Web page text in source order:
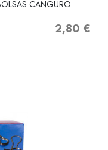
CANGURO
Precio
2,80 €